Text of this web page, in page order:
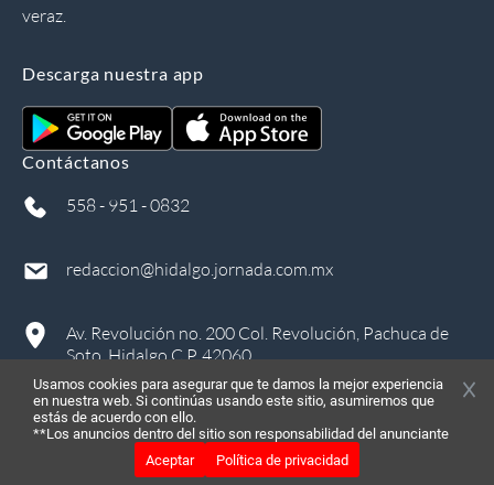
in
veraz.
Descarga nuestra app
Contáctanos
558 - 951 - 0832
redaccion@hidalgo.jornada.com.mx
Av. Revolución no. 200 Col. Revolución, Pachuca de
Soto, Hidalgo C.P. 42060
2026, Todos los derechos reservados
Usamos cookies para asegurar que te damos la mejor experiencia
en nuestra web. Si continúas usando este sitio, asumiremos que
estás de acuerdo con ello.
**Los anuncios dentro del sitio son responsabilidad del anunciante
Aceptar
Política de privacidad